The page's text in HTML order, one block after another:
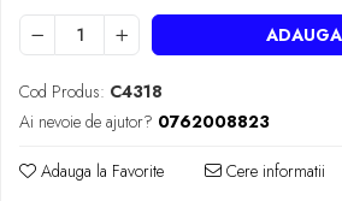
Cod Produs: C4318
Ai nevoie de ajutor? 0762008823
Adauga la Favorite Cere informatii